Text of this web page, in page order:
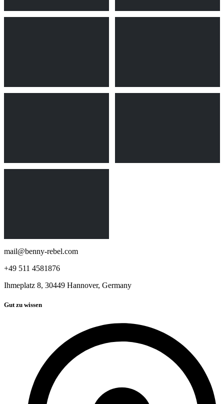
mail@benny-rebel.com
+49 511 4581876
Ihmeplatz 8, 30449 Hannover, Germany
Gut zu wissen